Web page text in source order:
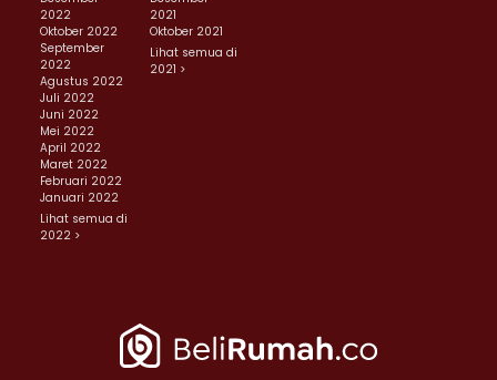
2022
Oktober 2022
September
2022
Agustus 2022
Juli 2022
Juni 2022
Mei 2022
April 2022
Maret 2022
Februari 2022
Januari 2022
Lihat semua di
2022 >
2021
Oktober 2021
Lihat semua di
2021 >